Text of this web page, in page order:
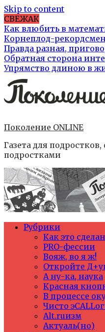
Skip to content
СВЕЖАК
Как влюбить в
Корнеплод-рекордсмен
Правда разная,
Обратная сторона
Упрямство длиною в
Поколение ONLINE
Газета для
подростками
Рубрики
Как это
PRO-фессии
Вояж, во я ж!
Откройте
А ну-ка, наука
Красная
В процессе
Чисто
Alt.ruизм
Актуаль(но)